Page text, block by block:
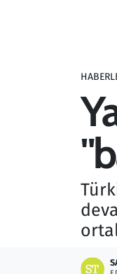
Savunma